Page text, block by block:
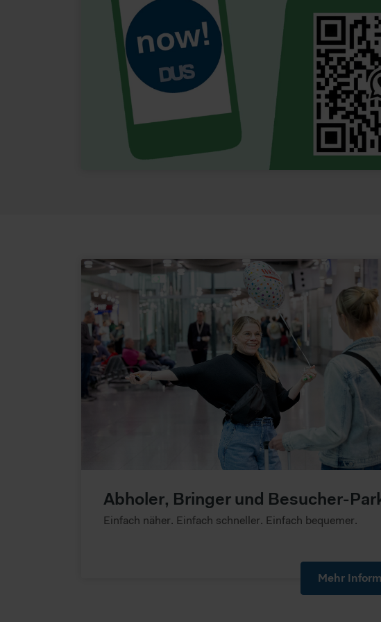
nicht direkt identifiziert werden. Im
Daten verarbeiten.
Abholer, Bringer und Besucher-
Einfach näher. Einfach schneller. Einfach bequemer.
Mehr